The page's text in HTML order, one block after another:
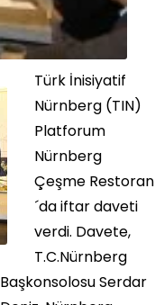
Türk İnisiyatif
Nürnberg (TIN)
Platforum
Nürnberg
Çeşme Restoran
´da iftar daveti
verdi. Davete,
T.C.Nürnberg
Başkonsolosu Serdar